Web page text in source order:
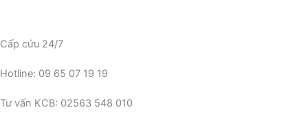
nội
Cấp cứu 24/7
Hotline: 09 65 07 19 19
Tư vấn KCB: 02563 548 010